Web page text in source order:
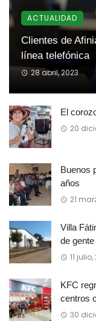
ACTUALIDAD
Clientes de
línea telefónica
28 abril, 2023
El
20
Buenos
años
21
Villa
de
11 julio,
KFC
centros
30